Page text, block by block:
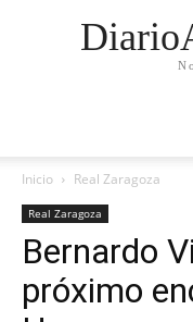
Inicio Real Zaragoza
Real Zaragoza
Bernardo
próximo